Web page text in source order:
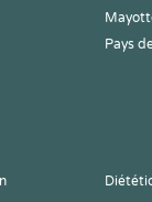
Pays